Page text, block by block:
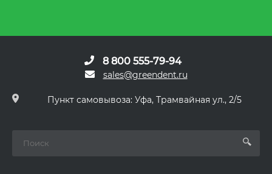
8 800 555-79-94
sales@greendent.ru
Пункт самовывоза: Уфа, Трамвайная ул., 2/5